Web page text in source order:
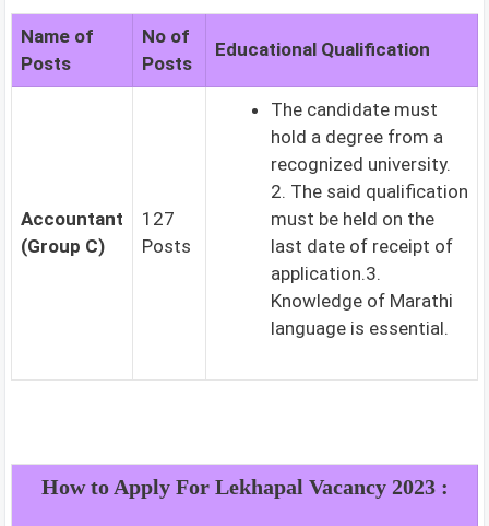
Name of
Posts
No of
Posts
Educational Qualification
Accountant
(Group C)
127
Posts
The candidate must
hold a degree from a
recognized university.
2. The said qualification
must be held on the
last date of receipt of
application.3.
Knowledge of Marathi
language is essential.
How to Apply For Lekhapal Vacancy 2023 :